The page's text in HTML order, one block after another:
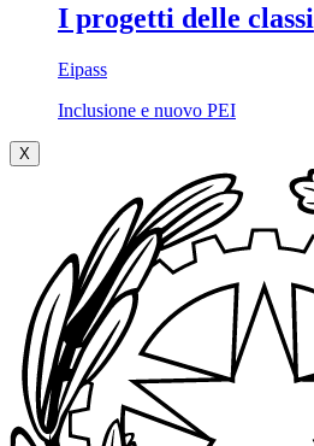
I progetti delle classi
Eipass
Inclusione e nuovo PEI
X